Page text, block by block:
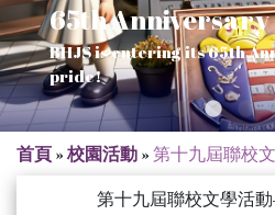
Thrive and Shine
2026
65th Anniversary
BHJS is entering its 65th
pride!
Verse of July
SOLAR POWER
Our Mission to a
CHRISTIAN
We rejoice in the
首頁»校園活動»第十九屆聯校
第十九屆聯校文學活